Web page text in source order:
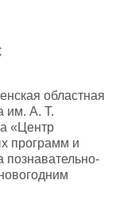
областная
им. А. Т.
«Центр
программ и